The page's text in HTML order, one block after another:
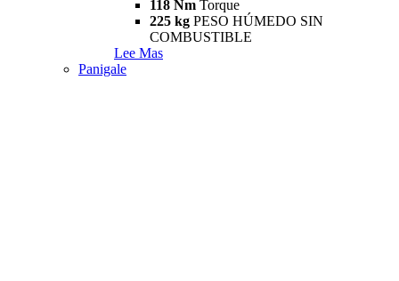
118 Nm Torque
225 kg PESO HÚMEDO SIN
COMBUSTIBLE
Lee Mas
Panigale